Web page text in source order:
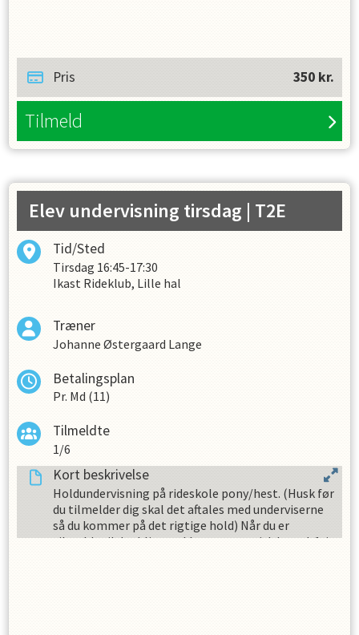
tirsdag (Signe er reserve)
Pris 350 kr.
Tilmeld
Elev undervisning tirsdag | T2E
Tid/Sted
Tirsdag 16:45-17:30
Ikast Rideklub, Lille hal
Træner
Johanne Østergaard Lange
Betalingsplan
Pr. Md (11)
Tilmeldte
1/6
Kort beskrivelse
Holdundervisning på rideskole pony/hest. (Husk før
du tilmelder dig skal det aftales med underviserne
så du kommer på det rigtige hold) Når du er
tilmeldt vil der blive trukket automatisk hver d. 1. i